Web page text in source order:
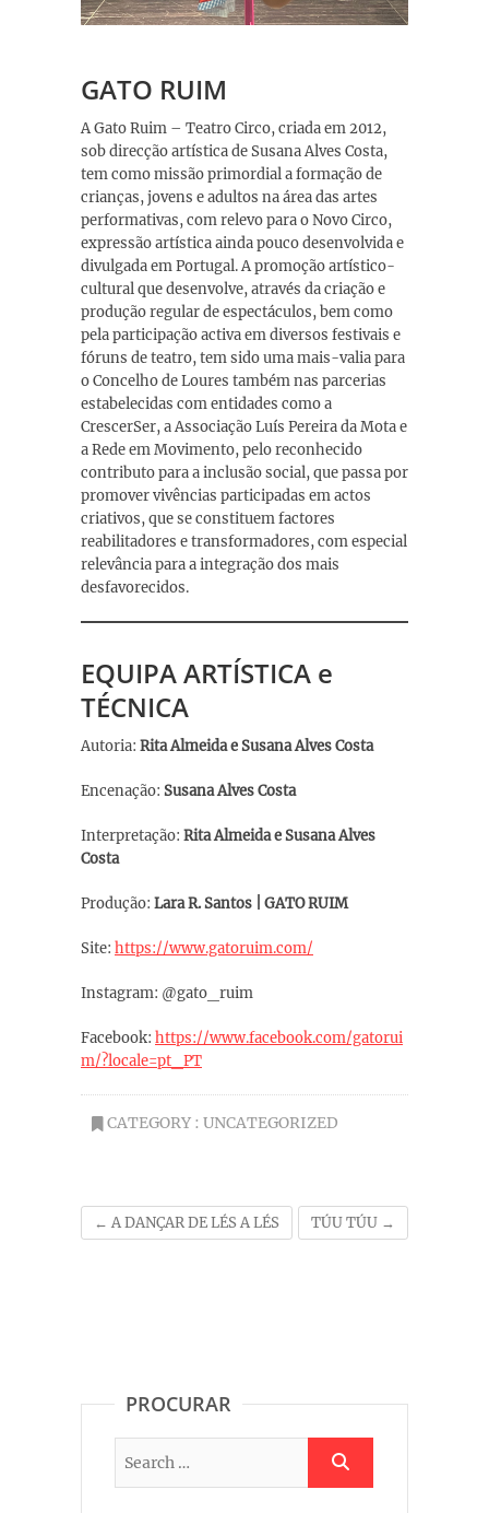
GATO RUIM
A Gato Ruim – Teatro Circo, criada em 2012,
sob direcção artística de Susana Alves Costa,
tem como missão primordial a formação de
crianças, jovens e adultos na área das artes
performativas, com relevo para o Novo Circo,
expressão artística ainda pouco desenvolvida e
divulgada em Portugal. A promoção artístico-
cultural que desenvolve, através da criação e
produção regular de espectáculos, bem como
pela participação activa em diversos festivais e
fóruns de teatro, tem sido uma mais-valia para
o Concelho de Loures também nas parcerias
estabelecidas com entidades como a
CrescerSer, a Associação Luís Pereira da Mota e
a Rede em Movimento, pelo reconhecido
contributo para a inclusão social, que passa por
promover vivências participadas em actos
criativos, que se constituem factores
reabilitadores e transformadores, com especial
relevância para a integração dos mais
desfavorecidos.
EQUIPA ARTÍSTICA e
TÉCNICA
Autoria: Rita Almeida e Susana Alves Costa
Encenação: Susana Alves Costa
Interpretação: Rita Almeida e Susana Alves
Costa
Produção: Lara R. Santos | GATO RUIM
Site: https://www.gatoruim.com/
Instagram: @gato_ruim
Facebook: https://www.facebook.com/gatorui
m/?locale=pt_PT
CATEGORY : UNCATEGORIZED
← A DANÇAR DE LÉS A LÉS TÚU TÚU →
PROCURAR